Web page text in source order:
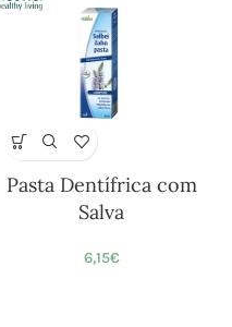
Pasta Dentífrica com
Salva
6,15€